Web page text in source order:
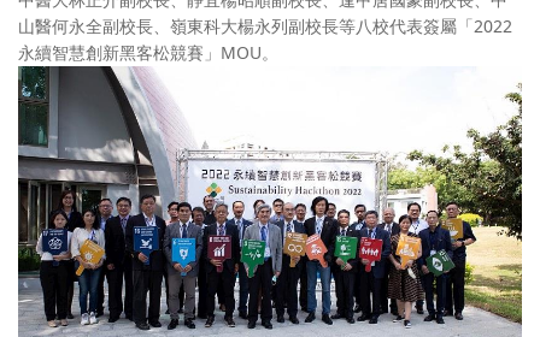
山醫何永全副校長、嶺東科大楊永列副校長等八校代表簽屬「2022
永續智慧創新黑客松競賽」MOU。